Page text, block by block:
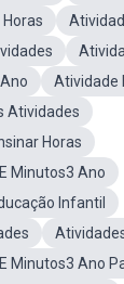
Atividade
Atividades
Horas
Minutos3 Ano
Infantil
Minutos3 Ano